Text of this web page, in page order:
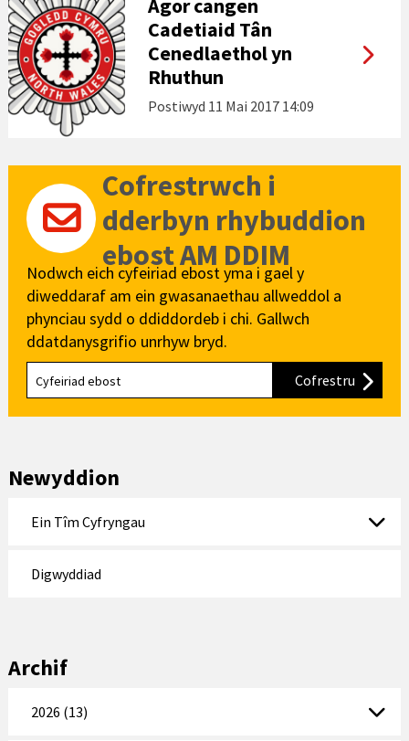
Agor cangen
Cadetiaid Tân
Cenedlaethol yn
Rhuthun
Postiwyd 11 Mai 2017 14:09
Cofrestrwch i
dderbyn rhybuddion
ebost AM DDIM
Nodwch eich cyfeiriad ebost yma i gael y
diweddaraf am ein gwasanaethau allweddol a
phynciau sydd o ddiddordeb i chi. Gallwch
ddatdanysgrifio unrhyw bryd.
Cofrestru i'n
Newyddion
Ein Tîm Cyfryngau
Digwyddiad
Archif
2026 (13)